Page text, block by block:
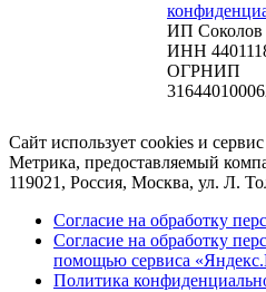
ИП
ИНН
ОГРНИП
Сайт использует cookies и
Метрика, предоставляемый
119021, Россия, Москва, ул. Л.
Согласие на обработку
Согласие на обработку
помощью сервиса
Политика